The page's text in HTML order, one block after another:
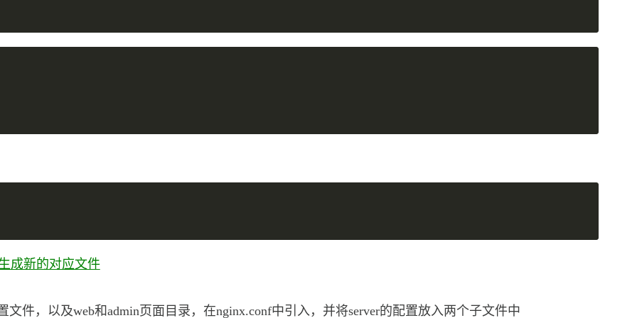
成新的对应文件
文件，以及web和admin页面目录，在nginx.conf中引入，并将server的配置放入两个子文件中